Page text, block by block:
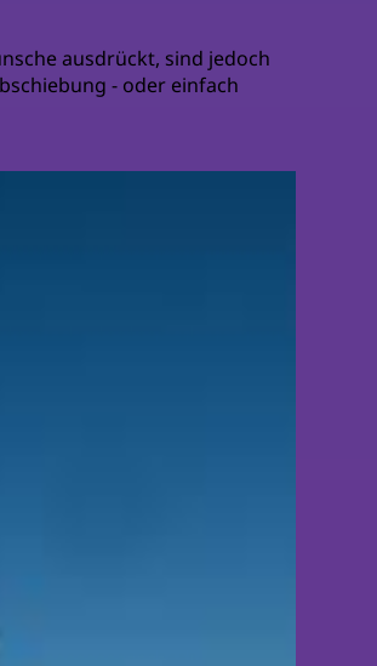
ausdrückt, sind jedoch
- oder einfach